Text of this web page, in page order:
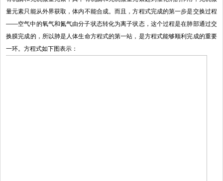
量元素只能从外界获取，体内不能合成。而且，方程式完成的第一步是交换过程
——空气中的氧气和氮气由分子状态转化为离子状态，这个过程是在肺部通过交
换膜完成的，所以肺是人体生命方程式的第一站，是方程式能够顺利完成的重要
一环。方程式如下图表示：